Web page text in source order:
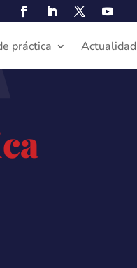
práctica Actualidad